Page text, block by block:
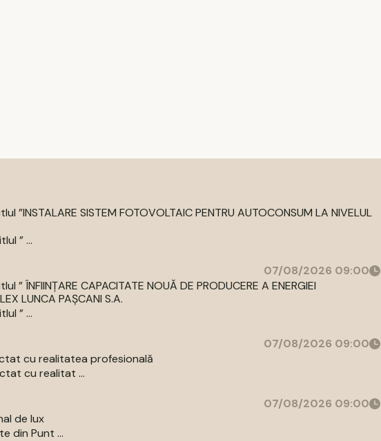
SISTEM FOTOVOLTAIC PENTRU AUTOCONSUM LA NIVELUL
” ...
07/08/2026 09:00
CAPACITATE NOUĂ DE PRODUCERE A ENERGIEI
LUNCA PAȘCANI S.A.
” ...
07/08/2026 09:00
cu realitatea profesională
cu realitat ...
07/08/2026 09:00
de lux
din Punt ...